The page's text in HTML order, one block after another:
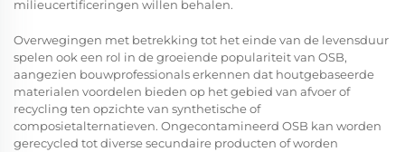
milieucertificeringen willen behalen.
Overwegingen met betrekking tot het einde van de levensduur
spelen ook een rol in de groeiende populariteit van OSB,
aangezien bouwprofessionals erkennen dat houtgebaseerde
materialen voordelen bieden op het gebied van afvoer of
recycling ten opzichte van synthetische of
composietalternatieven. Ongecontamineerd OSB kan worden
gerecycled tot diverse secundaire producten of worden